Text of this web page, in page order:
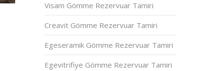
Visam Gömme Rezervuar Tamiri
Creavit Gömme Rezervuar Tamiri
Egeseramik Gömme Rezervuar Tamiri
Egevitrifiye Gömme Rezervuar Tamiri